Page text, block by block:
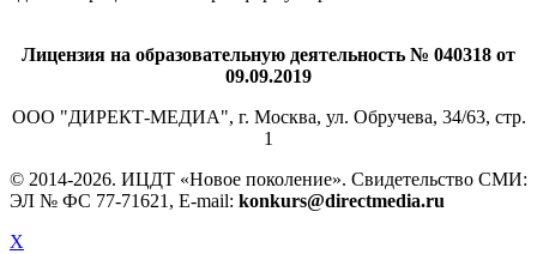
Лицензия на образовательную деятельность № 040318 от
09.09.2019
ООО "ДИРЕКТ-МЕДИА", г. Москва, ул. Обручева, 34/63, стр.
1
© 2014-2026. ИЦДТ «Новое поколение». Свидетельство СМИ:
ЭЛ № ФС 77-71621, E-mail: konkurs@directmedia.ru
X